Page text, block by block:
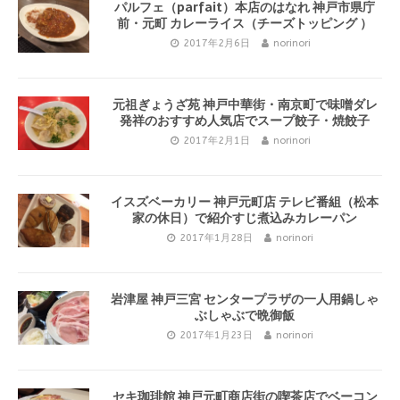
パルフェ（parfait）本店のはなれ 神戸市県庁
前・元町 カレーライス（チーズトッピング ）
2017年2月6日 norinori
元祖ぎょうざ苑 神戸中華街・南京町で味噌ダレ
発祥のおすすめ人気店でスープ餃子・焼餃子
2017年2月1日 norinori
イスズベーカリー 神戸元町店 テレビ番組（松本
家の休日）で紹介すじ煮込みカレーパン
2017年1月28日 norinori
岩津屋 神戸三宮 センタープラザの一人用鍋しゃ
ぶしゃぶで晩御飯
2017年1月23日 norinori